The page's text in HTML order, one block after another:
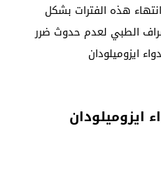
هذه الفترات بشكل
الطبي لعدم حدوث ضرر
ايزوميلودان
ايزوميلودان